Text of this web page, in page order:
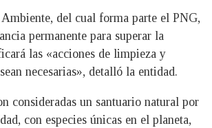
del cual forma parte el PNG,
permanente para superar la
las «acciones de limpieza y
necesarias», detalló la entidad.
consideradas un santuario natural por
con especies únicas en el planeta,